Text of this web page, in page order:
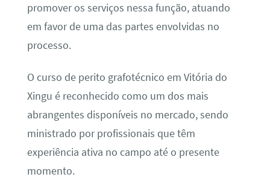
promover os serviços nessa função, atuando
em favor de uma das partes envolvidas no
processo.
O curso de perito grafotécnico em Vitória do
Xingu é reconhecido como um dos mais
abrangentes disponíveis no mercado, sendo
ministrado por profissionais que têm
experiência ativa no campo até o presente
momento.